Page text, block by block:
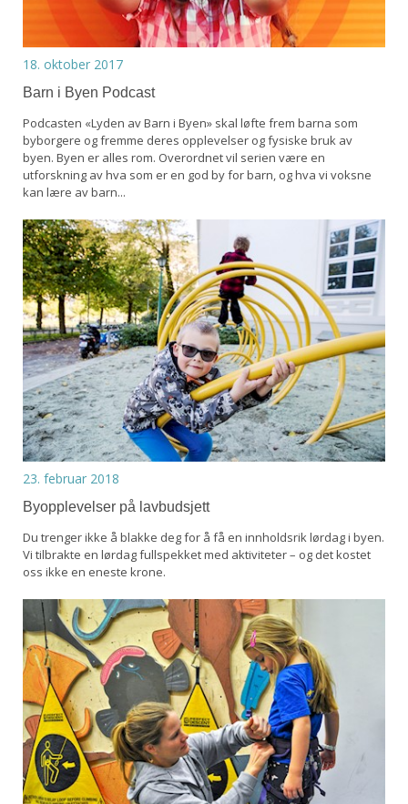
18. oktober 2017
Barn i Byen Podcast
Podcasten «Lyden av Barn i Byen» skal løfte frem barna som
byborgere og fremme deres opplevelser og fysiske bruk av
byen. Byen er alles rom. Overordnet vil serien være en
utforskning av hva som er en god by for barn, og hva vi voksne
kan lære av barn...
23. februar 2018
Byopplevelser på lavbudsjett
Du trenger ikke å blakke deg for å få en innholdsrik lørdag i byen.
Vi tilbrakte en lørdag fullspekket med aktiviteter – og det kostet
oss ikke en eneste krone.